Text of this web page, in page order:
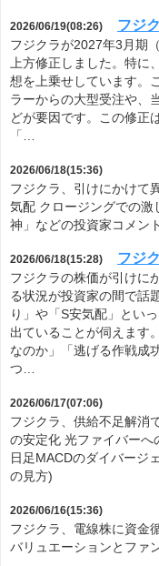
2026/06/19(08:26) フジ
フジクラが2027年3月期
上方修正しました。特
想を上乗せしています。
ラーからの大型受注や、
どが要因です。この修正
「…
2026/06/18(15:36)
フジクラ、引けにかけて
気配 クロージングでの激
神」などの投資家コメン
2026/06/18(15:28) フジ
フジクラの株価が引けに
る状況が投資家の間で話
り」や「S安気配」とい
出ていることが伺えます
なのか」「逃げる作戦成
つ…
2026/06/17(07:06)
フジクラ、供給不足解消
の安定化 光ファイバー
日足MACDのダイバージ
の見方)
2026/06/16(15:36)
フジクラ、電線株に資金
バリュエーションとファ